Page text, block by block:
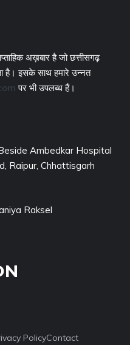
अख़बार है जो छत्तीसगढ़
है। इसके साथ हमारे उन्नत
पर भी उपलब्ध हैं।
Ambedkar Hospital
Raipur, Chhattisgarh
Raksel
PolicyContact